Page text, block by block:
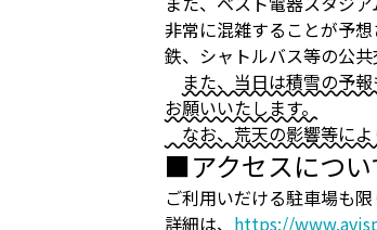
非常に混雑することが予
鉄、シャトルバス等の公共
また、当日は積雪の予
お願いいたします。
なお、荒天の影響等によ
■アクセスについ
ご利用いだける駐車場も限
詳細は、 https://